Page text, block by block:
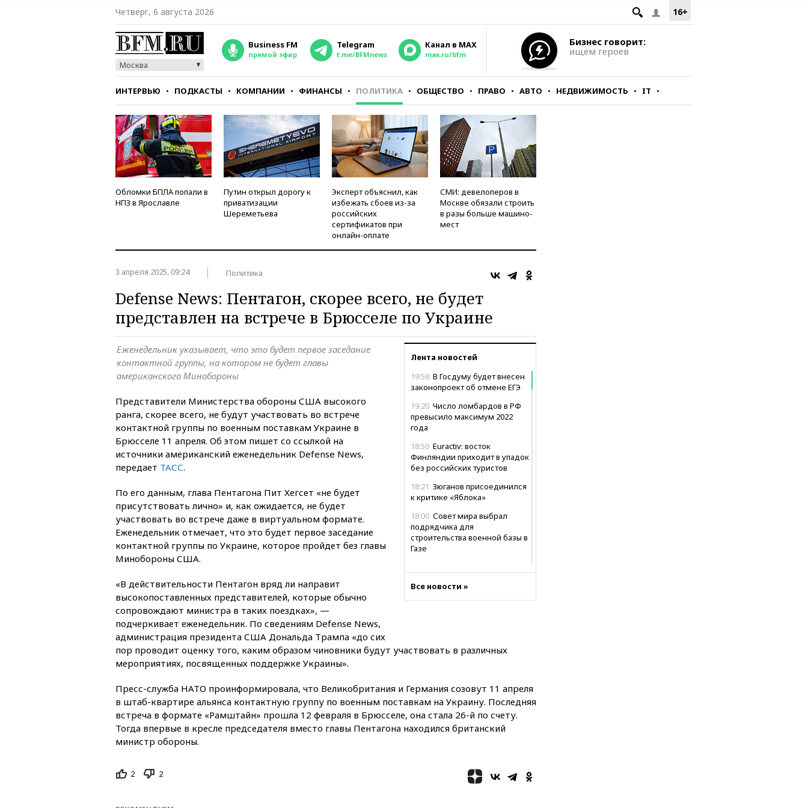
16+
Четверг, 6 августа 2026
Москва
Business FM
прямой эфир
Telegram
t.me/BFMnews
Канал в MAX
max.ru/bfm
Бизнес говорит:
ищем героев
ИНТЕРВЬЮ ПОДКАСТЫ КОМПАНИИ ФИНАНСЫ ПОЛИТИКА ОБЩЕСТВО ПРАВО АВТО НЕДВИЖИМОСТЬ IT
СТИЛЬ ТЕСТЫ
Обломки БПЛА попали в
НПЗ в Ярославле
Путин открыл дорогу к
приватизации
Шереметьева
Эксперт объяснил, как
избежать сбоев из-за
российских
сертификатов при
онлайн-оплате
СМИ: девелоперов в
Москве обязали строить
в разы больше машино-
мест
3 апреля 2025, 09:24 Политика
Defense News: Пентагон, скорее всего, не будет
представлен на встрече в Брюсселе по Украине
Лента новостей
19:58 В Госдуму будет внесен
законопроект об отмене ЕГЭ
19:20 Число ломбардов в РФ
превысило максимум 2022
года
18:50 Euractiv: восток
Финляндии приходит в упадок
без российских туристов
18:21 Зюганов присоединился
к критике «Яблока»
18:00 Совет мира выбрал
подрядчика для
строительства военной базы в
Газе
17:35 Шесть человек
пострадали при ударе ВСУ по
17:25
В аэропортах Сочи и
Геленджика сняты
ограничения
Экс-директору Popcorn
Все новости »
Еженедельник указывает, что это будет первое заседание
контактной группы, на котором не будет главы
американского Минобороны
Представители Министерства обороны США высокого
ранга, скорее всего, не будут участвовать во встрече
контактной группы по военным поставкам Украине в
Брюсселе 11 апреля. Об этом пишет со ссылкой на
источники американский еженедельник Defense News,
передает ТАСС.
По его данным, глава Пентагона Пит Хегсет «не будет
присутствовать лично» и, как ожидается, не будет
участвовать во встрече даже в виртуальном формате.
Еженедельник отмечает, что это будет первое заседание
контактной группы по Украине, которое пройдет без главы
Минобороны США.
«В действительности Пентагон вряд ли направит
высокопоставленных представителей, которые обычно
сопровождают министра в таких поездках», —
подчеркивает еженедельник. По сведениям Defense News,
администрация президента США Дональда Трампа «до сих
пор проводит оценку того, каким образом чиновники будут участвовать в различных
мероприятиях, посвященных поддержке Украины».
Пресс-служба НАТО проинформировала, что Великобритания и Германия созовут 11 апреля
в штаб-квартире альянса контактную группу по военным поставкам на Украину. Последняя
встреча в формате «Рамштайн» прошла 12 февраля в Брюсселе, она стала 26-й по счету.
Тогда впервые в кресле председателя вместо главы Пентагона находился британский
министр обороны.
2 2